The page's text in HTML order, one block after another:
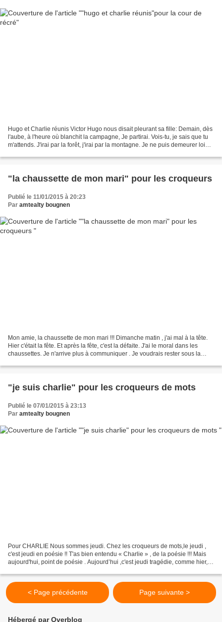
Hugo et Charlie réunis Victor Hugo nous disait pleurant sa fille: Demain, dès
l'aube, à l'heure où blanchit la campagne, Je partirai. Vois-tu, je sais que tu
m'attends. J'irai par la forêt, j'irai par la montagne. Je ne puis demeurer loin
"la chaussette de mon mari" pour les croqueurs
Publié le 11/01/2015 à 20:23
Par amtealty bougnen
Mon amie, la chaussette de mon mari !!! Dimanche matin , j'ai mal à la tête.
Hier c'était la fête. Et après la fête, c'est la défaite. J'ai le moral dans les
chaussettes. Je n'arrive plus à communiquer . Je voudrais rester sous la
"je suis charlie" pour les croqueurs de mots
Publié le 07/01/2015 à 23:13
Par amtealty bougnen
Pour CHARLIE Nous sommes jeudi. Chez les croqueurs de mots,le jeudi ,
c'est jeudi en poésie !! T'as bien entendu « Charlie » , de la poésie !!! Mais
aujourd'hui, point de poésie . Aujourd’hui ,c'est jeudi tragédie, comme hier,
< Page précédente Page suivante >
Hébergé par Overblog